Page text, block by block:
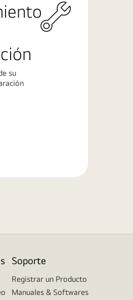
su
Soporte
Registrar un Producto
Manuales & Softwares